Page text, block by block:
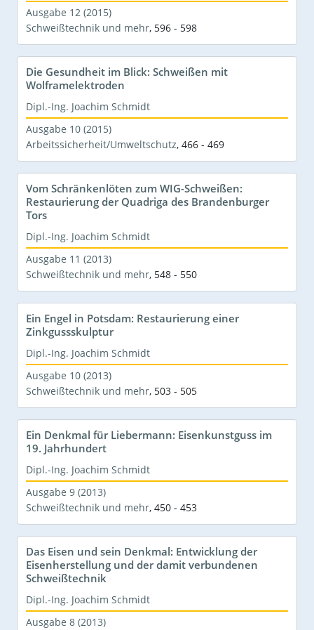
Ausgabe 12 (2015)
Schweißtechnik und mehr, 596 - 598
Die Gesundheit im Blick: Schweißen mit
Wolframelektroden
Dipl.-Ing. Joachim Schmidt
Ausgabe 10 (2015)
Arbeitssicherheit/Umweltschutz, 466 - 469
Vom Schränkenlöten zum WIG-Schweißen:
Restaurierung der Quadriga des Brandenburger
Tors
Dipl.-Ing. Joachim Schmidt
Ausgabe 11 (2013)
Schweißtechnik und mehr, 548 - 550
Ein Engel in Potsdam: Restaurierung einer
Zinkgussskulptur
Dipl.-Ing. Joachim Schmidt
Ausgabe 10 (2013)
Schweißtechnik und mehr, 503 - 505
Ein Denkmal für Liebermann: Eisenkunstguss im
19. Jahrhundert
Dipl.-Ing. Joachim Schmidt
Ausgabe 9 (2013)
Schweißtechnik und mehr, 450 - 453
Das Eisen und sein Denkmal: Entwicklung der
Eisenherstellung und der damit verbundenen
Schweißtechnik
Dipl.-Ing. Joachim Schmidt
Ausgabe 8 (2013)